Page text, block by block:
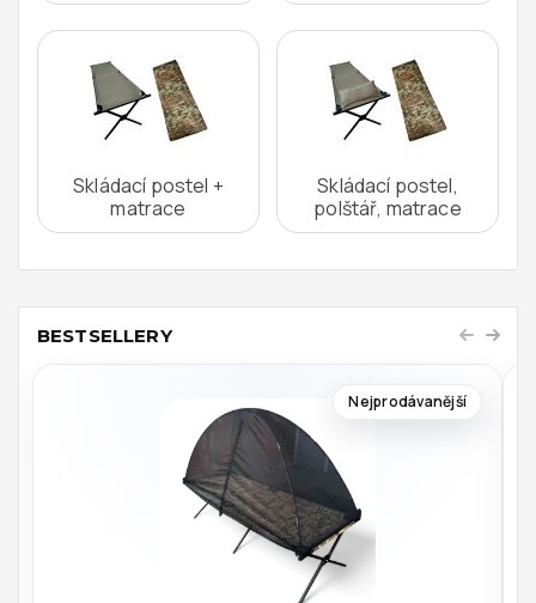
Skládací postel +
matrace
Skládací postel,
polštář, matrace
BESTSELLERY
Nejprodávanější